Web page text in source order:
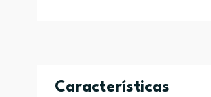
Características